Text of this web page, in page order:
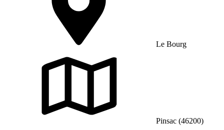
Le Bourg
Pinsac (46200)